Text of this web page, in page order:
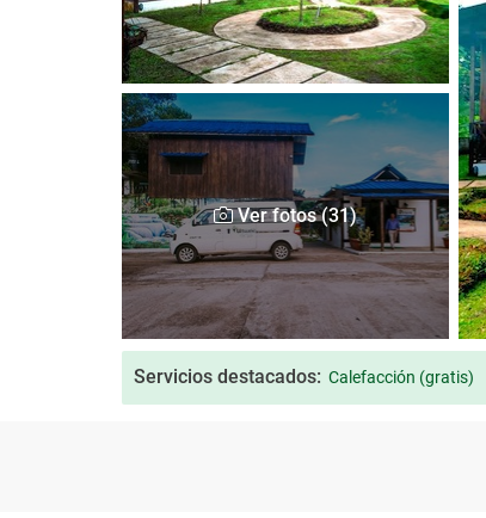
Ver fotos (31)
Servicios destacados: Calefacción (gratis)